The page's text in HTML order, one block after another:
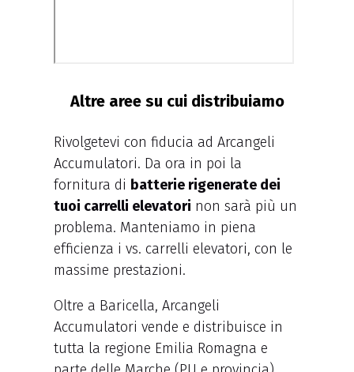
Altre aree su cui distribuiamo
Rivolgetevi con fiducia ad Arcangeli
Accumulatori. Da ora in poi la
fornitura di batterie rigenerate dei
tuoi carrelli elevatori non sarà più un
problema. Manteniamo in piena
efficienza i vs. carrelli elevatori, con le
massime prestazioni.
Oltre a Baricella, Arcangeli
Accumulatori vende e distribuisce in
tutta la regione Emilia Romagna e